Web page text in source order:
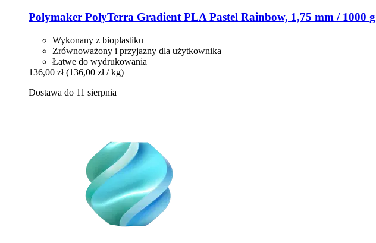
Polymaker PolyTerra Gradient PLA Pastel Rainbow, 1,75 mm / 1000 g
Wykonany z bioplastiku
Zrównoważony i przyjazny dla użytkownika
Łatwe do wydrukowania
136,00 zł (136,00 zł / kg)
Dostawa do 11 sierpnia